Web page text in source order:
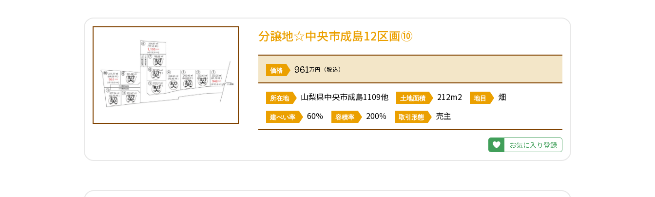
分譲地☆中央市成島12区画⑩
価格 961万円（税込）
所在地 山梨県中央市成島1109他 土地面積 212m2 地目 畑
建ぺい率 60％ 容積率 200％ 取引形態 売主
お気に入り登録